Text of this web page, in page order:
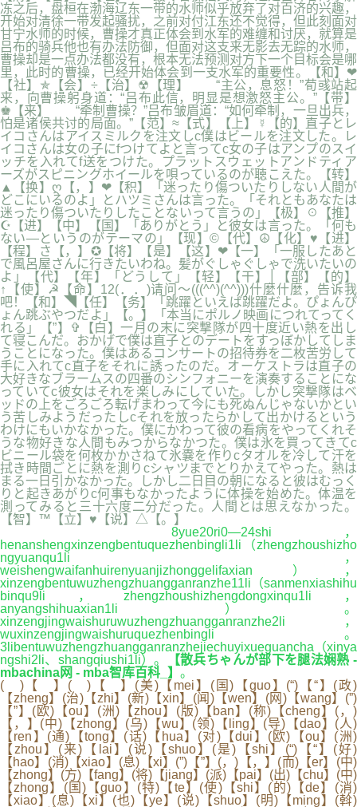
冻之后，盘桓在渤海辽东一带的水师似乎放弃了对百济的兴趣，
开始对清徐一带发起骚扰，之前对付江东还不觉得，但此刻面对
甘宁水师的时候，曹操才真正体会到水军的难缠和讨厌，就算是
吕布的骑兵他也有办法防御，但面对这支来无影去无踪的水师，
曹操却是一点办法都没有，根本无法预测对方下一个目标会是哪
里，此时的曹操，已经开始体会到一支水军的重要性。【和】❤
【社】✯【会】÷【治】☢【理】 “主公，息怒！”荀彧站起
来，向曹操躬身道：“吕布此信，明显是想激怒主公。”【带】
♚【来】 “牵制曹操？”吕布皱眉道：“如何牵制，一旦出兵，
怕是诸侯共讨的局面。”【范】≈【式】【上】☿【的】直子とレ
イコさんはアイスミルクを注文しc僕はビールを注文した。レ
イコさんは女の子にfつけてよと言ってc女の子はアンプのスイ
ッチを入れてf送をつけた。プラットスウェットアンドティア
ーズがスピニングホイールを唄っているのが聴こえた。【转】
▲【换】ღ【，】❤【积】「迷ったり傷ついたりしない人間が
どこにいるのよ」とハツミさんは言った。「それともあなたは
迷ったり傷ついたりしたことないって言うの」【极】☉【推】
☪【进】【中】【国】「ありがとう」と彼女は言った。「何も
ない―というのがテーマの」【现】©【代】☮【化】♥【进】
【程】さ【，】✪【将】【是】【这】❤【一】「一服したあと
で風呂屋さんに行きたいわね。髪がぐしゃぐしゃで洗いたいの
よ」【代】【年】「どうして」【轻】【干】│【部】【的】
↑【使】☭【命】12(．．)请问～(((^^)(^^)))什麼什麼，告诉我
吧！【和】◥【任】【务】「跳躍といえば跳躍だよ。ぴょんぴ
ょん跳ぶやつだよ」【。】「本当にポルノ映画につれてってく
れる」【”】✞【白】一月の末に突撃隊が四十度近い熱を出し
て寝こんだ。おかげで僕は直子とのデートをすっぼかしてしま
うことになった。僕はあるコンサートの招待券を二枚苦労して
手に入れてc直子をそれに誘ったのだ。オーケストラは直子の
大好きなブラームスの四番のシンフォニーを演奏することにな
っていてc彼女はそれを楽しみにしていた。しかし突撃隊はベ
ッドの上をごろごろ転げまわって今にも死ぬんじゃないかとい
う苦しみようだったしcそれを放ったらかして出かけるという
わけにもいかなかった。僕にかわって彼の看病をやってくれそ
うな物好きな人間もみつからなかつた。僕は氷を買ってきてc
ビニール袋を何枚かかさねて氷嚢を作りcタオルを冷して汗を
拭き時間ごとに熱を測りcシャツまでとりかえてやった。熱は
まる一日引かなかった。しかし二日目の朝になると彼はむっく
りと起きあがりc何事もなかったように体操を始めた。体温を
測ってみると三十六度二分だった。人間とは思えなかった。
【智】™【立】♥【说】△【。】
8yue20ri0—24shi，
henanshengxinzengbentuquezhenbingli1li（zhengzhoushizho
ngyuanqu1li，
weishengwaifanhuirenyuanjizhonggelifaxian），
xinzengbentuwuzhengzhuangganranzhe11li（sanmenxiashihu
binqu9li，zhengzhoushizhengdongxinqu1li，
anyangshihuaxian1li）。
xinzengjingwaishuruwuzhengzhuangganranzhe2li，
wuxinzengjingwaishuruquezhenbingli。
3libentuwuzhengzhuangganranzhejiechuyixueguancha（xinya
ngshi2li、shangqiushi1li）。
【散兵ちゃんが部下を腿法娴熟 -
mbachina网 - mba智库百科_】 。
( )【 】( )【 】(美)【mei】(国)【guo】(“)【“】(政)
【zheng】(治)【zhi】(新)【xin】(闻)【wen】(网)【wang】(”)
【”】(欧)【ou】(洲)【zhou】(版)【ban】(称)【cheng】(，)
【，】(中)【zhong】(乌)【wu】(领)【ling】(导)【dao】(人)
【ren】(通)【tong】(话)【hua】(对)【dui】(欧)【ou】(洲)
【zhou】(来)【lai】(说)【shuo】(是)【shi】(“)【“】(好)
【hao】(消)【xiao】(息)【xi】(”)【”】(，)【，】(而)【er】(中)
【zhong】(方)【fang】(将)【jiang】(派)【pai】(出)【chu】(中)
【zhong】(国)【guo】(特)【te】(使)【shi】(的)【de】(消)
【xiao】(息)【xi】(也)【ye】(说)【shuo】(明)【ming】(斡)